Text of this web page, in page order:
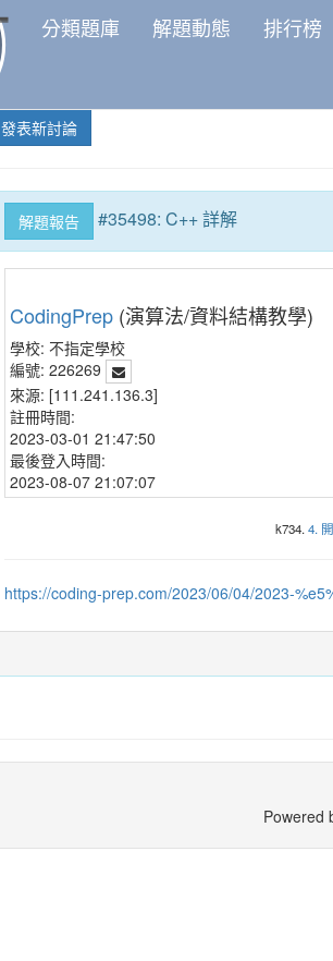
分類題庫 解題動態 排行榜
發表新討論
解題報告 #35498: C++ 詳解
CodingPrep (演算法/資料結構教學)
學校: 不指定學校
編號: 226269
來源: [111.241.136.3]
註冊時間:
2023-03-01 21:47:50
最後登入時間:
2023-08-07 21:07:07
k734.4.
https://coding-prep.com/2023/06/04/2023-
Powered